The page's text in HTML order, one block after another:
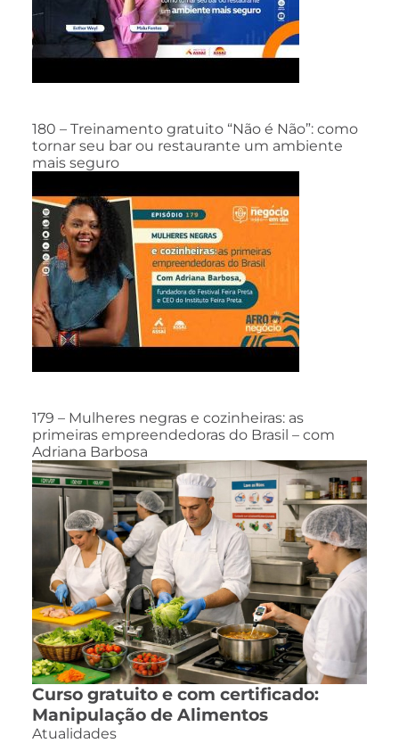
180 – Treinamento gratuito “Não é Não”: como
tornar seu bar ou restaurante um ambiente
mais seguro
179 – Mulheres negras e cozinheiras: as
primeiras empreendedoras do Brasil – com
Adriana Barbosa
Curso gratuito e com certificado:
Manipulação de Alimentos
Atualidades